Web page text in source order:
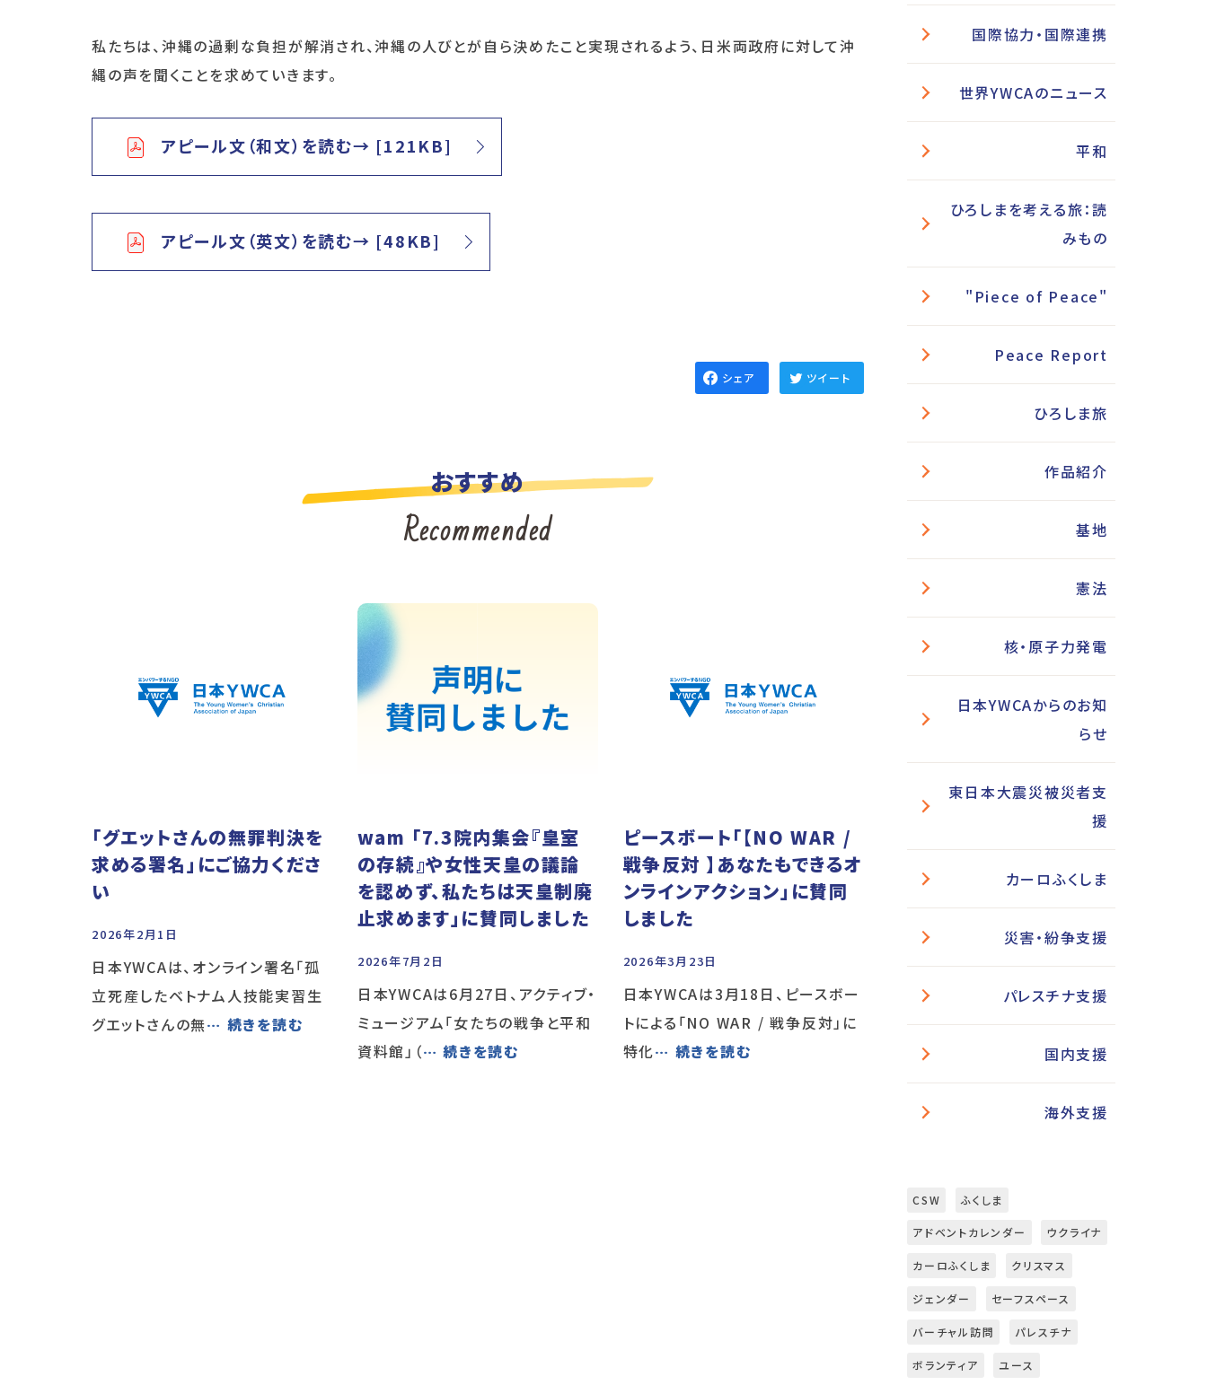
私たちは、沖縄の過剰な負担が解消され、沖縄の人びとが自ら決めたこと実現されるよう、日米両政府に対して沖
縄の声を聞くことを求めていきます。
アピール文（和文）を読む→ [121KB]
アピール文（英文）を読む→ [48KB]
シェア ツイート
おすすめ
Recommended
「グエットさんの無罪判決を
求める署名」にご協力くださ
い
2026年2月1日
日本YWCAは、オンライン署名「孤
立死産したベトナム人技能実習生
グエットさんの無… 続きを読む
wam 「7.3院内集会『皇室
の存続』や女性天皇の議論
を認めず、私たちは天皇制廃
止求めます」に賛同しました
2026年7月2日
日本YWCAは6月27日、アクティブ・
ミュージアム「女たちの戦争と平和
資料館」（… 続きを読む
ピースボート「【NO WAR /
戦争反対 】あなたもできるオ
ンラインアクション」に賛同
しました
2026年3月23日
日本YWCAは3月18日、ピースボー
トによる「NO WAR / 戦争反対」に
特化… 続きを読む
国際協力・国際連携
世界YWCAのニュース
平和
ひろしまを考える旅：読
みもの
"Piece of Peace"
Peace Report
ひろしま旅
作品紹介
基地
憲法
核・原子力発電
日本YWCAからのお知
らせ
東日本大震災被災者支
援
カーロふくしま
災害・紛争支援
パレスチナ支援
国内支援
海外支援
CSW ふくしま
アドベントカレンダー ウクライナ
カーロふくしま クリスマス
ジェンダー セーフスペース
バーチャル訪問 パレスチナ
ボランティア ユース